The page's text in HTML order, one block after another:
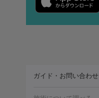
ガイド・お問い合わせ